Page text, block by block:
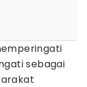
sebagai